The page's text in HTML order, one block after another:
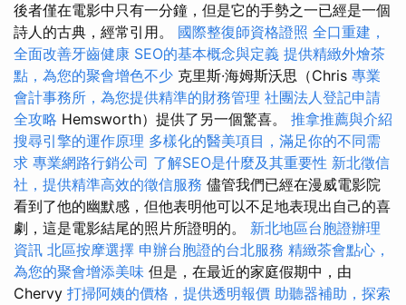
後者僅在電影中只有一分鐘，但是它的手勢之一已經是一個
詩人的古典，經常引用。 國際整復師資格證照 全口重建，
全面改善牙齒健康 SEO的基本概念與定義 提供精緻外燴茶
點，為您的聚會增色不少 克里斯·海姆斯沃思（Chris 專業
會計事務所，為您提供精準的財務管理 社團法人登記申請
全攻略 Hemsworth）提供了另一個驚喜。 推拿推薦與介紹
搜尋引擎的運作原理 多樣化的醫美項目，滿足你的不同需
求 專業網路行銷公司 了解SEO是什麼及其重要性 新北徵信
社，提供精準高效的徵信服務 儘管我們已經在漫威電影院
看到了他的幽默感，但他表明他可以不足地表現出自己的喜
劇，這是電影結尾的照片所證明的。 新北地區台胞證辦理
資訊 北區按摩選擇 申辦台胞證的台北服務 精緻茶會點心，
為您的聚會增添美味 但是，在最近的家庭假期中，由
Chervy 打掃阿姨的價格，提供透明報價 助聽器補助，探索